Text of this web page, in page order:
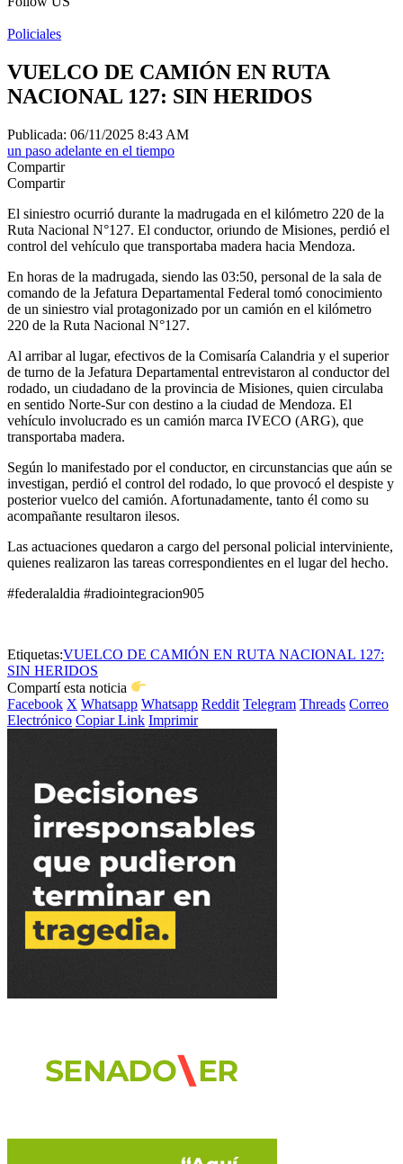
Policiales
VUELCO DE CAMIÓN EN RUTA
NACIONAL 127: SIN HERIDOS
Publicada: 06/11/2025 8:43 AM
un paso adelante en el tiempo
Compartir
Compartir
El siniestro ocurrió durante la madrugada en el kilómetro 220 de la
Ruta Nacional N°127. El conductor, oriundo de Misiones, perdió el
control del vehículo que transportaba madera hacia Mendoza.
En horas de la madrugada, siendo las 03:50, personal de la sala de
comando de la Jefatura Departamental Federal tomó conocimiento
de un siniestro vial protagonizado por un camión en el kilómetro
220 de la Ruta Nacional N°127.
Al arribar al lugar, efectivos de la Comisaría Calandria y el superior
de turno de la Jefatura Departamental entrevistaron al conductor del
rodado, un ciudadano de la provincia de Misiones, quien circulaba
en sentido Norte-Sur con destino a la ciudad de Mendoza. El
vehículo involucrado es un camión marca IVECO (ARG), que
transportaba madera.
Según lo manifestado por el conductor, en circunstancias que aún se
investigan, perdió el control del rodado, lo que provocó el despiste y
posterior vuelco del camión. Afortunadamente, tanto él como su
acompañante resultaron ilesos.
Las actuaciones quedaron a cargo del personal policial interviniente,
quienes realizaron las tareas correspondientes en el lugar del hecho.
#federalaldia #radiointegracion905
Etiquetas:VUELCO DE CAMIÓN EN RUTA NACIONAL 127:
SIN HERIDOS
Compartí esta noticia
Facebook X Whatsapp Whatsapp Reddit Telegram Threads Correo
Electrónico Copiar Link Imprimir